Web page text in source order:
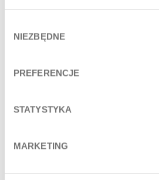
zgody
NIEZBĘDNE
PREFERENCJE
STATYSTYKA
MARKETING
La lista de ingredientes está